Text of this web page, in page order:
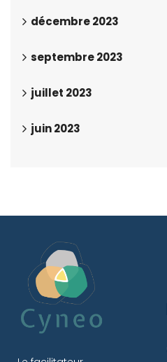
décembre 2023
septembre 2023
juillet 2023
juin 2023